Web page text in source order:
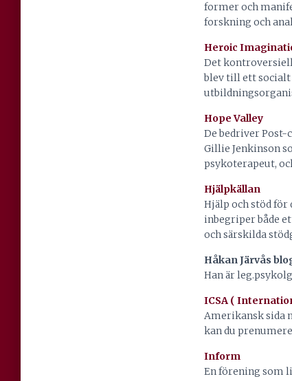
former och
forskning och
Heroic
Det
blev till ett
Hope Valley
De bedriver
Gillie Jenkinson
psykoterapeut,
Hjälpkällan
Hjälp och stöd
inbegriper både
och särskilda
Håkan Järvås
Han är
ICSA (
Amerikansk sida
kan du
Inform
En förening som